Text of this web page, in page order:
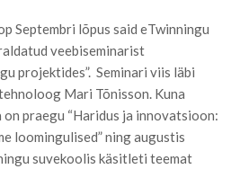
Septembri lõpus said eTwinningu
veebiseminarist
projektides”. Seminari viis läbi
Mari Tõnisson. Kuna
praegu “Haridus ja innovatsioon:
loomingulised” ning augustis
suvekoolis käsitleti teemat